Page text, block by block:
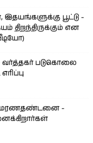
பூட்டு -
திறந்திருக்கும் என
வர்த்தகர் படுகொலை
மரணதண்டனை -